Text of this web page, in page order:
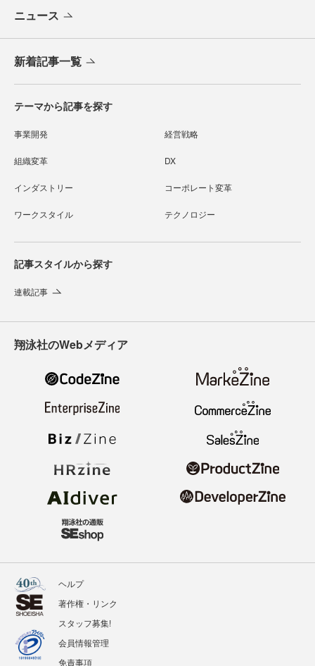
ニュース
新着記事一覧
テーマから記事を探す
事業開発 経営戦略
組織変革 DX
インダストリー コーポレート変革
ワークスタイル テクノロジー
記事スタイルから探す
連載記事
翔泳社のWebメディア
ヘルプ
著作権・リンク
スタッフ募集!
会員情報管理
免責事項